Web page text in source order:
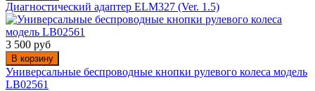
Диагностический адаптер ELM327 (Ver. 1.5)
3 500 руб
В корзину
Универсальные беспроводные кнопки рулевого колеса модель
LB02561